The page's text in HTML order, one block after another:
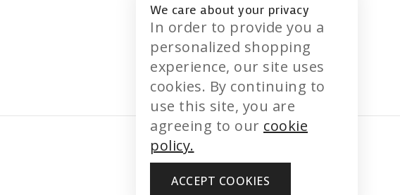
We care about your privacy
In order to provide you a
personalized shopping
experience, our site uses
cookies. By continuing to
use this site, you are
agreeing to our cookie
policy.
ACCEPT COOKIES